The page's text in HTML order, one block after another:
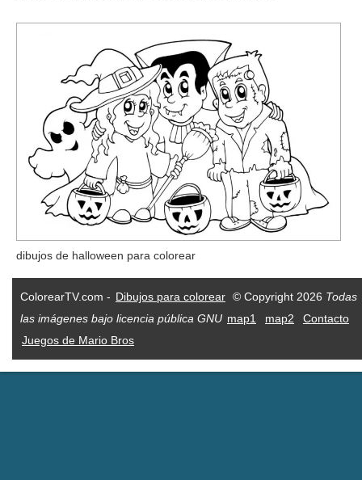
dibujos de halloween para colorear
ColorearTV.com - Dibujos para colorear © Copyright 2026 Todas
las imágenes bajo licencia pública GNU map1 map2
Contacto
Juegos de Mario Bros